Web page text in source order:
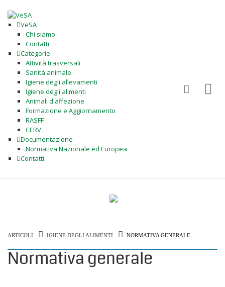
VeSA
Chi siamo
Contatti
Categorie
Attività trasversali
Sanità animale
Igiene degli allevamenti
Igiene degli alimenti
Animali d'affezione
Formazione e Aggiornamento
RASFF
CERV
Documentazione
Normativa Nazionale ed Europea
Contatti
ARTICOLI IGIENE DEGLI ALIMENTI NORMATIVA GENERALE
Normativa generale